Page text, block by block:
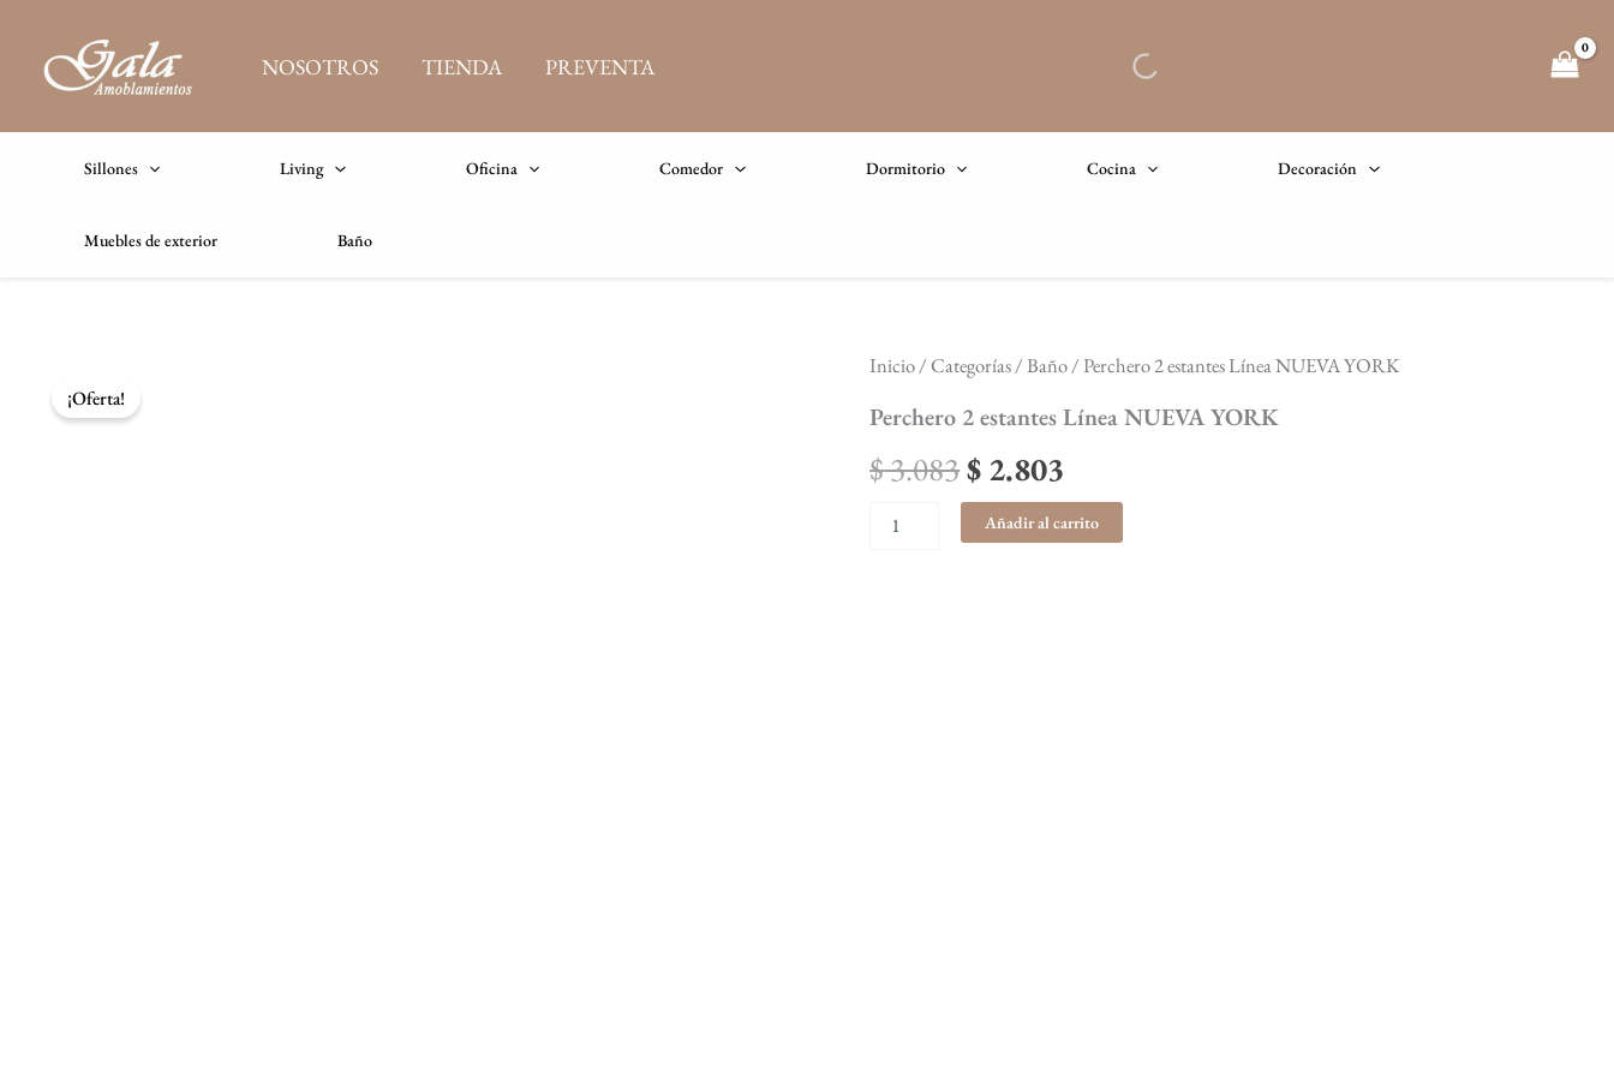
contenido
NOSOTROS TIENDA PREVENTA
Sillones Living Oficina Comedor Dormitorio Cocina Decoración
Muebles de exterior Baño
¡Oferta!
Inicio/Categorías/Baño/ Perchero 2 estantes Línea NUEVA YORK
Perchero 2 estantes Línea NUEVA YORK
$3.083
El
precio
original
era:
$ 2.803
El
precio
es:
Perchero
estantes
Línea
NUEVA
YORK
Añadir al carrito